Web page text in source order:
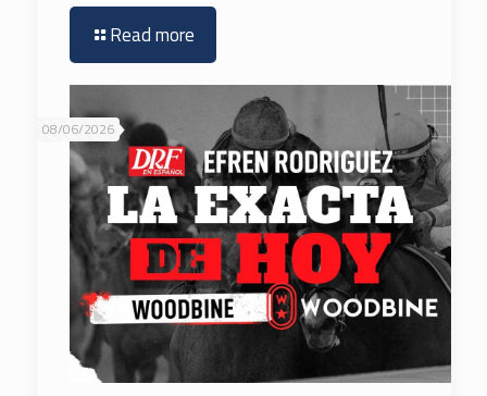
Read more
08/06/2026